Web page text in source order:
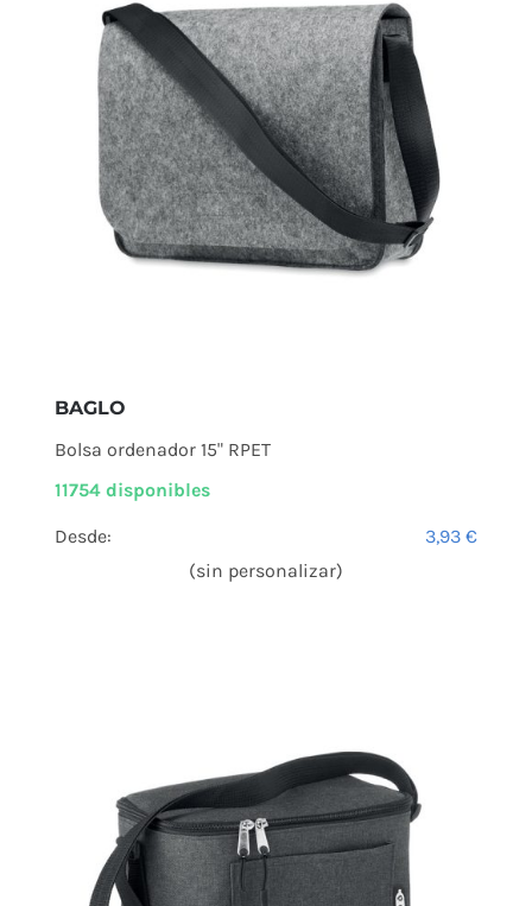
BAGLO
Bolsa ordenador 15" RPET
11754 disponibles
Desde: 3,93€
(sin personalizar)